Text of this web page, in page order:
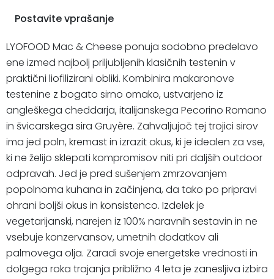
Postavite vprašanje
LYOFOOD Mac & Cheese ponuja sodobno predelavo
ene izmed najbolj priljubljenih klasičnih testenin v
praktični liofilizirani obliki. Kombinira makaronove
testenine z bogato sirno omako, ustvarjeno iz
angleškega cheddarja, italijanskega Pecorino Romano
in švicarskega sira Gruyère. Zahvaljujoč tej trojici sirov
ima jed poln, kremast in izrazit okus, ki je idealen za vse,
ki ne želijo sklepati kompromisov niti pri daljših outdoor
odpravah. Jed je pred sušenjem zmrzovanjem
popolnoma kuhana in začinjena, da tako po pripravi
ohrani boljši okus in konsistenco. Izdelek je
vegetarijanski, narejen iz 100% naravnih sestavin in ne
vsebuje konzervansov, umetnih dodatkov ali
palmovega olja. Zaradi svoje energetske vrednosti in
dolgega roka trajanja približno 4 leta je zanesljiva izbira